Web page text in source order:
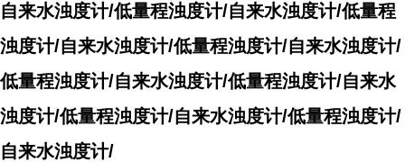
自来水浊度计/低量程浊度计/自来水浊度计/低量程
浊度计/自来水浊度计/低量程浊度计/自来水浊度计/
低量程浊度计/自来水浊度计/低量程浊度计/自来水
浊度计/低量程浊度计/自来水浊度计/低量程浊度计/
自来水浊度计/